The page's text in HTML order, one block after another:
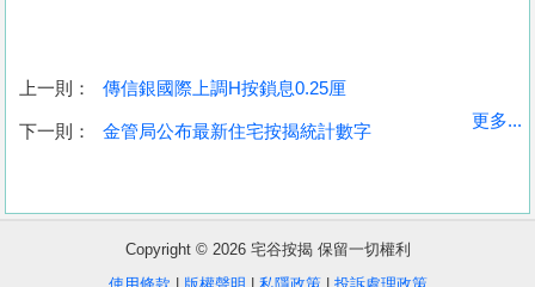
收
盤
上一則： 傳信銀國際上調H按鎖息0.25厘
下一則： 金管局公布最新住宅按揭統計數字
更多...
Copyright © 2026 宅谷按揭 保留一切權利